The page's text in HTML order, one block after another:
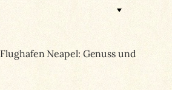
Flughafen Neapel: Genuss und